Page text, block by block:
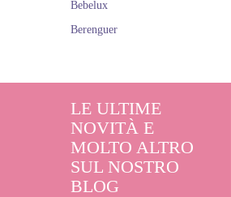
Bebelux
Berenguer
LE ULTIME
NOVITÀ E
MOLTO ALTRO
SUL NOSTRO
BLOG